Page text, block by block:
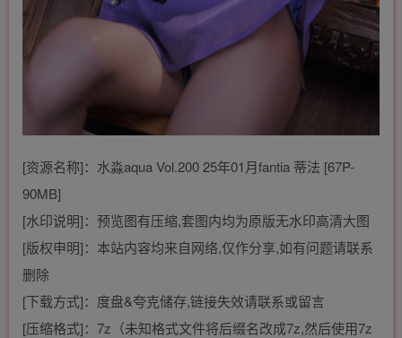
[资源名称]：水淼aqua Vol.200 25年01月fantia 蒂法 [67P-
90MB]
[水印说明]：预览图有压缩,套图内均为原版无水印高清大图
[版权申明]：本站内容均来自网络,仅作分享,如有问题请联系
删除
[下载方式]：度盘&夸克储存,链接失效请联系或留言
[压缩格式]：7z（未知格式文件将后缀名改成7z,然后使用7z